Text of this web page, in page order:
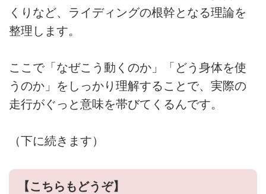
くりなど、ライディングの根幹となる理論を
整理します。
ここで「なぜこう動くのか」「どう身体を使
うのか」をしっかり理解することで、実際の
走行がぐっと意味を帯びてくるんです。
（下に続きます）
【こちらもどうぞ】